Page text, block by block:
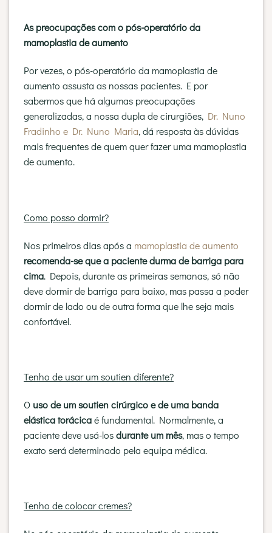
As preocupações com o pós-operatório da
mamoplastia de aumento
Por vezes, o pós-operatório da mamoplastia de
aumento assusta as nossas pacientes. E por
sabermos que há algumas preocupações
generalizadas, a nossa dupla de cirurgiões, Dr. Nuno
Fradinho e Dr. Nuno Maria, dá resposta às dúvidas
mais frequentes de quem quer fazer uma mamoplastia
de aumento.
Como posso dormir?
Nos primeiros dias após a mamoplastia de aumento
recomenda-se que a paciente durma de barriga para
cima. Depois, durante as primeiras semanas, só não
deve dormir de barriga para baixo, mas passa a poder
dormir de lado ou de outra forma que lhe seja mais
confortável.
Tenho de usar um soutien diferente?
O uso de um soutien cirúrgico e de uma banda
elástica torácicaé fundamental. Normalmente, a
paciente deve usá-losdurante um mês, mas o tempo
exato será determinado pela equipa médica.
Tenho de colocar cremes?